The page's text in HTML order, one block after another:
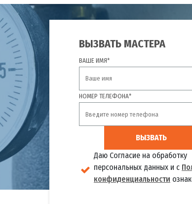
ВЫЗВАТЬ МАСТЕРА
ВАШЕ ИМЯ*
НОМЕР ТЕЛЕФОНА*
ВЫЗВАТЬ
Даю Согласие на обработку
персональных данных и с
конфиденциальности